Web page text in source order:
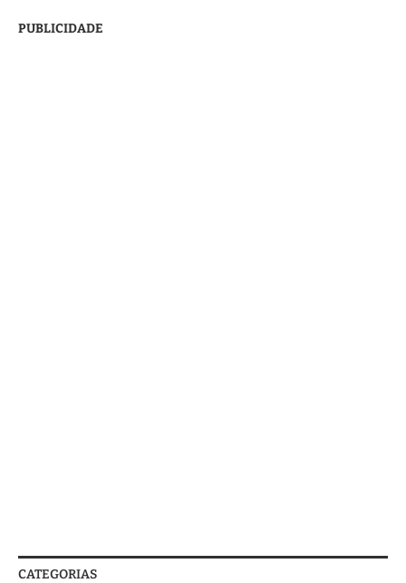
PUBLICIDADE
CATEGORIAS